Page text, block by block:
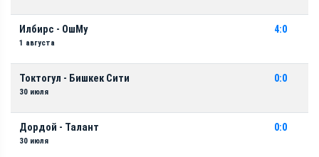
Илбирс - ОшМу
1 августа
4:0
Токтогул - Бишкек Сити
30 июля
0:0
Дордой - Талант
30 июля
0:0